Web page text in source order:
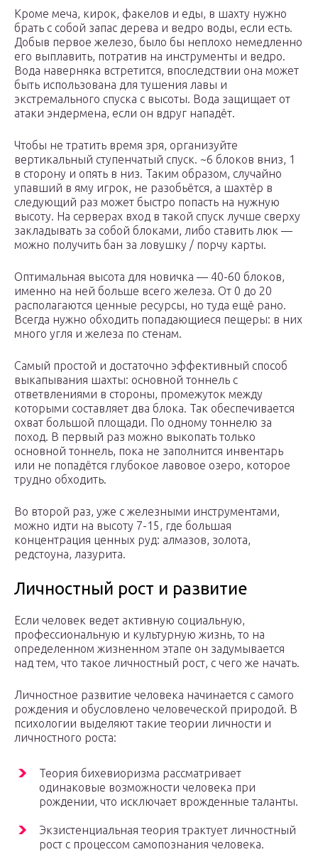
Кроме меча, кирок, факелов и еды, в шахту нужно
брать с собой запас дерева и ведро воды, если есть.
Добыв первое железо, было бы неплохо немедленно
его выплавить, потратив на инструменты и ведро.
Вода наверняка встретится, впоследствии она может
быть использована для тушения лавы и
экстремального спуска с высоты. Вода защищает от
атаки эндермена, если он вдруг нападёт.
Чтобы не тратить время зря, организуйте
вертикальный ступенчатый спуск. ~6 блоков вниз, 1
в сторону и опять в низ. Таким образом, случайно
упавший в яму игрок, не разобьётся, а шахтёр в
следующий раз может быстро попасть на нужную
высоту. На серверах вход в такой спуск лучше сверху
закладывать за собой блоками, либо ставить люк —
можно получить бан за ловушку / порчу карты.
Оптимальная высота для новичка — 40-60 блоков,
именно на ней больше всего железа. От 0 до 20
располагаются ценные ресурсы, но туда ещё рано.
Всегда нужно обходить попадающиеся пещеры: в них
много угля и железа по стенам.
Самый простой и достаточно эффективный способ
выкапывания шахты: основной тоннель с
ответвлениями в стороны, промежуток между
которыми составляет два блока. Так обеспечивается
охват большой площади. По одному тоннелю за
поход. В первый раз можно выкопать только
основной тоннель, пока не заполнится инвентарь
или не попадётся глубокое лавовое озеро, которое
трудно обходить.
Во второй раз, уже с железными инструментами,
можно идти на высоту 7-15, где большая
концентрация ценных руд: алмазов, золота,
редстоуна, лазурита.
Личностный рост и развитие
Если человек ведет активную социальную,
профессиональную и культурную жизнь, то на
определенном жизненном этапе он задумывается
над тем, что такое личностный рост, с чего же начать.
Личностное развитие человека начинается с самого
рождения и обусловлено человеческой природой. В
психологии выделяют такие теории личности и
личностного роста:
Теория бихевиоризма рассматривает
одинаковые возможности человека при
рождении, что исключает врожденные таланты.
Экзистенциальная теория трактует личностный
рост с процессом самопознания человека.